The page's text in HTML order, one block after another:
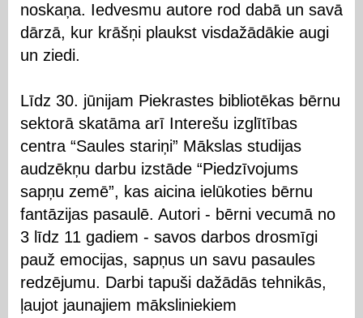
noskaņa. Iedvesmu autore rod dabā un savā
dārzā, kur krāšņi plaukst visdažādākie augi
un ziedi.
Līdz 30. jūnijam Piekrastes bibliotēkas bērnu
sektorā skatāma arī Interešu izglītības
centra “Saules stariņi” Mākslas studijas
audzēkņu darbu izstāde “Piedzīvojums
sapņu zemē”, kas aicina ielūkoties bērnu
fantāzijas pasaulē. Autori - bērni vecumā no
3 līdz 11 gadiem - savos darbos drosmīgi
pauž emocijas, sapņus un savu pasaules
redzējumu. Darbi tapuši dažādās tehnikās,
ļaujot jaunajiem māksliniekiem